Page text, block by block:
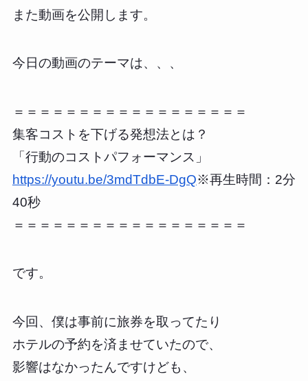
また動画を公開します。
今日の動画のテーマは、、、
＝＝＝＝＝＝＝＝＝＝＝＝＝＝＝＝＝＝
集客コストを下げる発想法とは？
「行動のコストパフォーマンス」
https://youtu.be/3mdTdbE-DgQ※再生時間：2分
40秒
＝＝＝＝＝＝＝＝＝＝＝＝＝＝＝＝＝＝
です。
今回、僕は事前に旅券を取ってたり
ホテルの予約を済ませていたので、
影響はなかったんですけども、